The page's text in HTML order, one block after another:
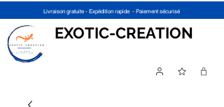
Livraison gratuite - Expédition rapide - Paiement sécurisé
EXOTIC-CREATION